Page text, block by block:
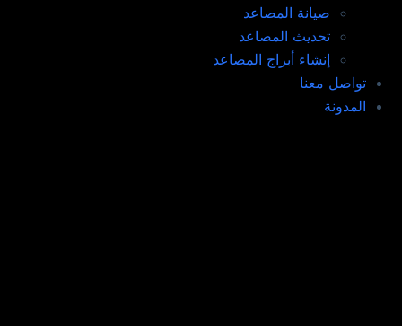
صيانة المصاعد​
تحديث المصاعد​
إنشاء أبراج المصاعد​
تواصل معنا
المدونة